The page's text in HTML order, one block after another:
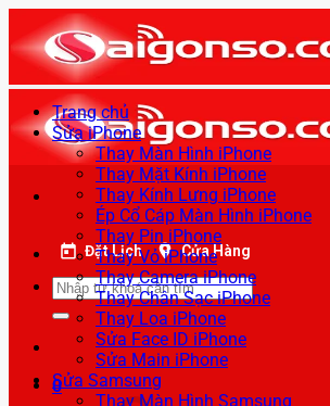
qua
nội
dung
Đặt Lịch Cửa Hàng
Tìm
kiếm:
0
Trang chủ
Sửa iPhone
Thay Màn Hình iPhone
Thay Mặt Kính iPhone
Thay Kính Lưng iPhone
Ép Cổ Cáp Màn Hình iPhone
Thay Pin iPhone
Thay Vỏ iPhone
Thay Camera iPhone
Thay Chân Sạc iPhone
Thay Loa iPhone
Sửa Face ID iPhone
Sửa Main iPhone
Sửa Samsung
Thay Màn Hình Samsung